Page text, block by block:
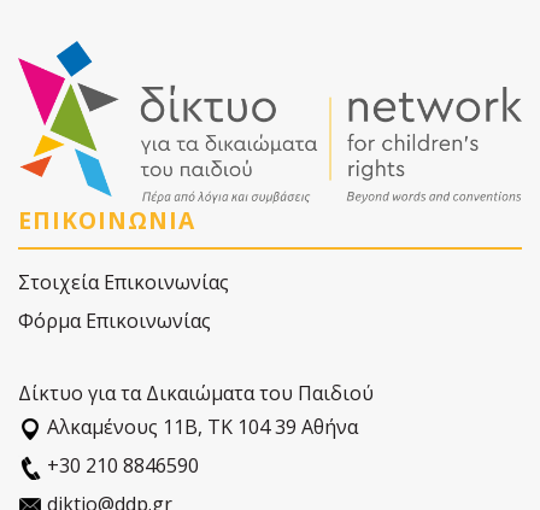
ΕΠΙΚΟΙΝΩΝΙΑ
Στοιχεία Επικοινωνίας
Φόρμα Επικοινωνίας
Δίκτυο για τα Δικαιώματα του Παιδιού
Αλκαµένους 11Β, ΤΚ 104 39 Αθήνα
+30 210 8846590
diktio@ddp.gr